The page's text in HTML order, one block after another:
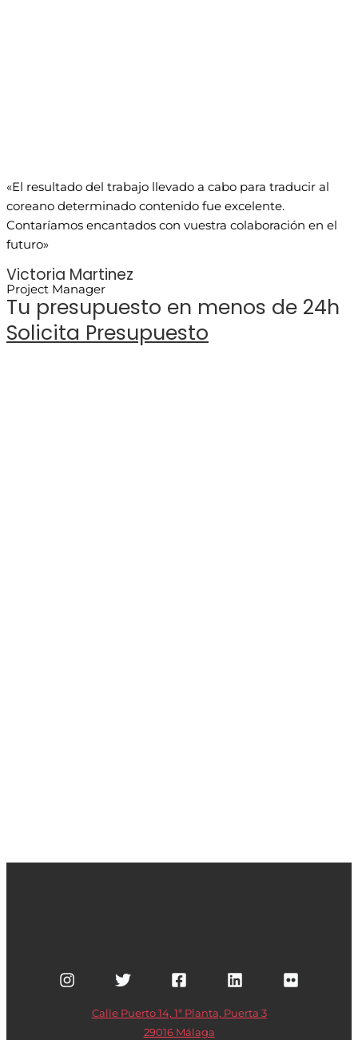
«El resultado del trabajo llevado a cabo para traducir al
coreano determinado contenido fue excelente.
Contaríamos encantados con vuestra colaboración en el
futuro»
Victoria Martinez
Project Manager
Tu presupuesto en menos de 24h
Solicita Presupuesto
Calle Puerto 14, 1ª Planta, Puerta 3
29016 Málaga